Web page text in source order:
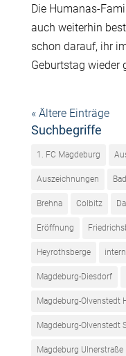
Die Humanas-
auch weiterhin
schon darauf, ihr
Geburtstag wieder
« Ältere Einträge
Suchbegriffe
1. FC Magdeburg
Auszeichnungen
Brehna Colbitz
Eröffnung
Heyrothsberge intern
Magdeburg-Diesdorf
Magdeburg-Olvenstedt
Magdeburg-Olvenstedt
Magdeburg Ulnerstraße